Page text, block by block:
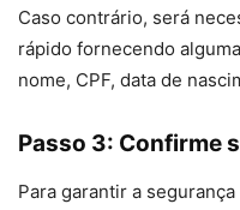
Caso contrário, será
rápido fornecendo
nome, CPF, data de
Passo 3: Confirme
Para garantir a